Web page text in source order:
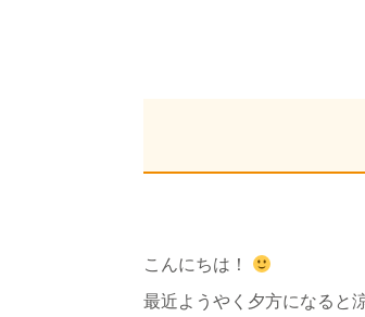
こんにちは！
最近ようやく夕方になると